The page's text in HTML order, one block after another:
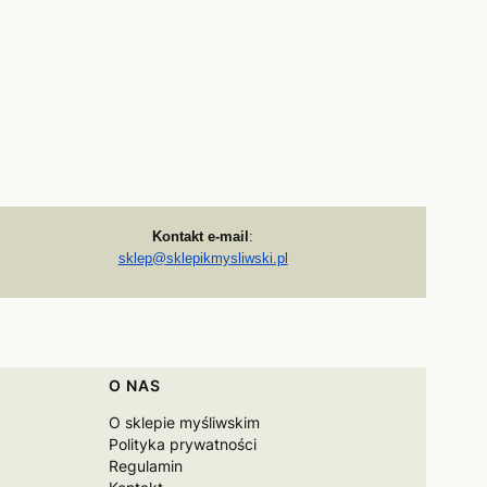
Kontakt e-mail :
sklep@sklepikmysliwski.pl
O NAS
O sklepie myśliwskim
Polityka prywatności
Regulamin